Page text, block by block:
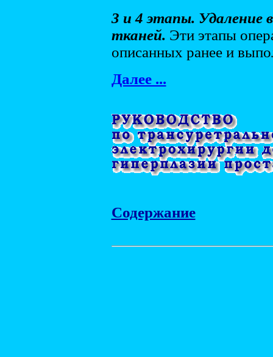
3 и 4 этапы. Удаление
тканей. Эти этапы
описанных ранее и
Далее ...
Содержание